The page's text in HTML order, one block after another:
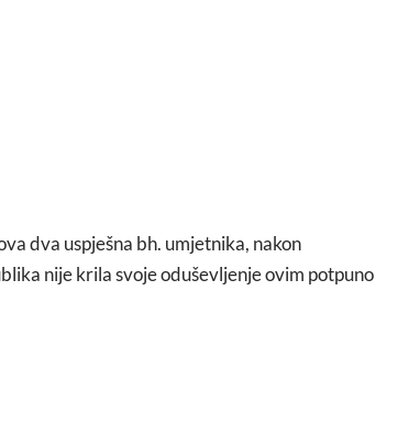
dva uspješna bh. umjetnika, nakon
nije krila svoje oduševljenje ovim potpuno